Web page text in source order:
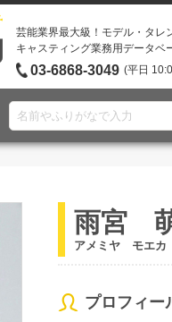
芸能業界最大級！モデル・タレ
キャスティング業務用データベ
03-6868-3049 (平日
雨宮
アメミヤ モエカ
プロフィー